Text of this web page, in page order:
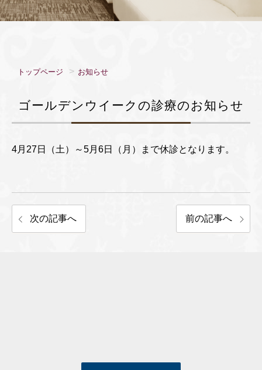
トップページ お知らせ
ゴールデンウイークの診療のお知らせ
4月27日（土）～5月6日（月）まで休診となります。
次の記事へ 前の記事へ